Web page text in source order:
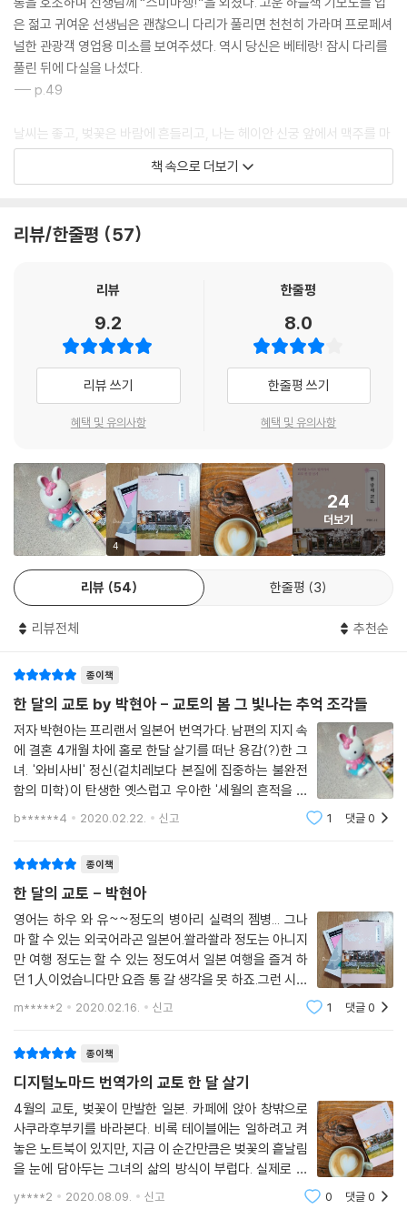
은 젊고 귀여운 선생님은 괜찮으니 다리가 풀리면 천천히 가라며 프로페셔
널한 관광객 영업용 미소를 보여주셨다. 역시 당신은 베테랑! 잠시 다리를
풀린 뒤에 다실을 나섰다.
--- p.49
날씨는 좋고, 벚꽃은 바람에 흔들리고, 나는 헤이안 신궁 앞에서 맥주를 마
신다. 그래, 이것이 바로 ‘교토 한 달 살기’ 타이틀에 완벽하게 어울리는 그
림이다. 그 순간의 행복한 기분과 책에 쓸 거리가 생겼다는 만족감을 한 번
바람의 느낌과 경치를 누구와도 함께할 수 없다는 생각에 조금 서글퍼졌
번역 프로그램을 켜고 키보드를 두드리며 일을 했다. 창밖으로 보이는 도
게츠교를 물끄러미 바라보기도 하고, 벚꽃을 감상하기도 했다. 도게츠교를
오가는 사람들도 구경했다. 조용히 음악을 들으며 일을 조금 하고 있자니,
어쩐지 이 상황이 참 멋지다는 생각이 들었다. 귀족들의 별장지, 아름다운
아라시야마의 세련된 카페에서 창밖을 바라보며 번역일이라니. 어떤 드라
--- p.89
생각해보면 내 직업은 참 편리하다. 직장에 다녔다면 한 달 살기를 이렇게
쉽게 떠날 수 없었겠지. 물리적으로는 오로지 혼자 일하는 직업이니 훌쩍
떠나올 수 있었다. 인터넷이 가능하고 노트북만 있으면 어디서든 일할 수
있다. 사실 그렇기에 이 한 달의 교토는 ‘한 달 휴양’이 아닌 ‘한 달 살기’가
될 수 있었다. 온전히 교토에서 살면서 일까지 해야 하니까.
였다. 내용을 요약하자면 ‘이것 좀 지금! 당장! 번역해줘!’ 어쩔 수 없이 기
념품 가게에서 노트북을 펼쳐 PM이 보내준 파일을 번역했다. 그렇다. 노트
북을 들고 다녔다. 무거웠다. 정신없이 번역하고 무사히 납품했더니 또 다
른 PM에게서 연락이 왔다. ‘이거! 오늘 밤 10시까지!’ 프리랜서의 애환이
란 이런 걸까? 말이 좋아서 디지털 노마드지, 에도 막부의 처음과 끝을 함
께한 역사적인 니조성의 기념품 가게에서 노트북을 펴고 번역일을 하게 될
줄은 누가 알았을까.
표지판을 읽어보고 검색을 해보니 그 이유를 알 수 있었다. 이 바위는 사랑
의 바위였다. 10m 정도 떨어진 맞은편에 똑같은 바위가 하나 더 있는데,
그 바위에서 눈을 감고 이 바위까지 무사히 걸어와 바위를 터치하면 사랑
이 이루어진단다. ‘청춘이구나, 좋다’라고 생각했는데 이번엔 나이 지긋해
보이는 아저씨가 눈을 감고 바위를 향해 걸어가고 있었다. 노년기의 사랑
을 기원하는 걸까? 역시 사랑에는 나이도, 국경도 없군!
--- p.145
넓고 여유로운 히가시혼간지 경내를 걸었다. 커다란 고에이도와 아미타도
가 있는 넓은 경내에서는 교토 타워가 잘 보이는데, 이게 참 재미있다. 절대
최신식이라고 말할 수 없는 낡은 현대와 웅장한 사찰이 함께하는 교토의
풍경을 즐길 수 있다. 그 풍경을 담은 사진을 찍느라 혼자 열심히 구도를 연
구하며 넓은 경내를 방황했다.
--- p.200
사진 촬영만 해도 되겠냐고 허락을 구한 뒤, 멀찍이 혼노지의 사진만 찍고
책 속으로 더보기
리뷰/한줄평 57
리뷰
9.2
리뷰 쓰기
혜택 및 유의사항
한줄평
8.0
한줄평 쓰기
혜택 및 유의사항
4
24
더보기
리뷰 54 한줄평 3
리뷰전체 추천순
종이책
한 달의 교토 by 박현아 - 교토의 봄 그 빛나는 추억 조각들
저자 박현아는 프리랜서 일본어 번역가다. 남편의 지지 속
에 결혼 4개월 차에 홀로 한달 살기를 떠난 용감(?)한 그
녀. '와비사비' 정신(겉치레보다 본질에 집중하는 불완전
함의 미학)이 탄생한 옛스럽고 우아한 '세월의 흔적을 멋
지고 단정하게 간직하고 있는' 교토에서 한달 살기를 결심
b******4 2020.02.22. 신고 1 댓글0
종이책
한 달의 교토 - 박현아
영어는 하우 와 유~~정도의 병아리 실력의 젬병... 그나
마 할 수 있는 외국어라곤 일본어.쏼라쏼라 정도는 아니지
만 여행 정도는 할 수 있는 정도여서 일본 여행을 즐겨 하
던 1人이었습니다만 요즘 통 갈 생각을 못 하죠.그런 시기
에 만난 일본 여행 에세이 ＜한 달의 교토＞~~ 반갑습니
m*****2 2020.02.16. 신고 1 댓글0
종이책
디지털노마드 번역가의 교토 한 달 살기
4월의 교토, 벚꽃이 만발한 일본. 카페에 앉아 창밖으로
사쿠라후부키를 바라본다. 비록 테이블에는 일하려고 켜
놓은 노트북이 있지만, 지금 이 순간만큼은 벚꽃의 흩날림
을 눈에 담아두는 그녀의 삶의 방식이 부럽다. 실제로 난
그녀가 벚꽃을 만끽했던 도게츠카페에서 긴 줄을 서서 라
테를 주문했고, 자리가 없어 야외 땡볕에서 커피 수혈을
y****2 2020.08.09. 신고 0 댓글0